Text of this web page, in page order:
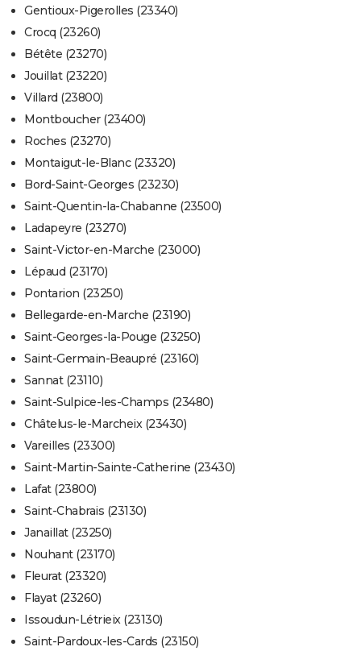
Gentioux-Pigerolles (23340)
Crocq (23260)
Bétête (23270)
Jouillat (23220)
Villard (23800)
Montboucher (23400)
Roches (23270)
Montaigut-le-Blanc (23320)
Bord-Saint-Georges (23230)
Saint-Quentin-la-Chabanne (23500)
Ladapeyre (23270)
Saint-Victor-en-Marche (23000)
Lépaud (23170)
Pontarion (23250)
Bellegarde-en-Marche (23190)
Saint-Georges-la-Pouge (23250)
Saint-Germain-Beaupré (23160)
Sannat (23110)
Saint-Sulpice-les-Champs (23480)
Châtelus-le-Marcheix (23430)
Vareilles (23300)
Saint-Martin-Sainte-Catherine (23430)
Lafat (23800)
Saint-Chabrais (23130)
Janaillat (23250)
Nouhant (23170)
Fleurat (23320)
Flayat (23260)
Issoudun-Létrieix (23130)
Saint-Pardoux-les-Cards (23150)